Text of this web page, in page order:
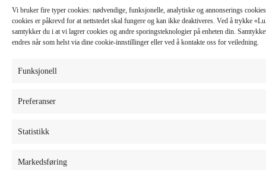
Vi bruker fire typer cookies: nødvendige, funksjonelle, analytiske og annonserings
cookies er påkrevd for at nettstedet skal fungere og kan ikke deaktiveres. Ved å trykke
samtykker du i at vi lagrer cookies og andre sporingsteknologier på enheten din.
endres når som helst via dine cookie-innstillinger eller ved å kontakte oss for veiledning.
Funksjonell
Preferanser
Statistikk
Markedsføring